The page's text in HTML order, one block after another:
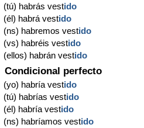
(tú) habrás vestido
(él) habrá vestido
(ns) habremos vestido
(vs) habréis vestido
(ellos) habrán vestido
Condicional perfecto
(yo) habría vestido
(tú) habrías vestido
(él) habría vestido
(ns) habríamos vestido